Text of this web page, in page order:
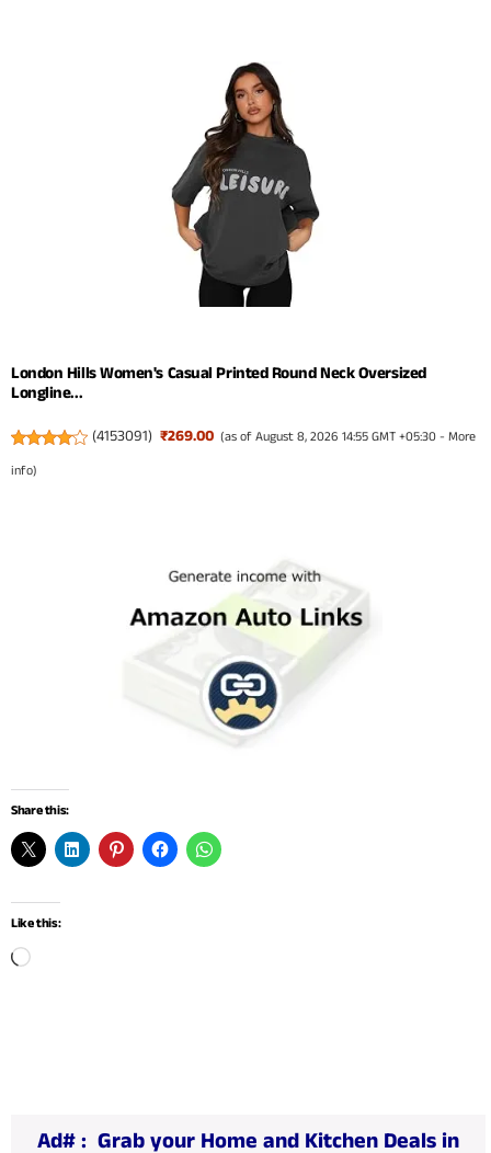
London Hills Women's Casual Printed Round Neck Oversized
Longline...
(4153091) ₹269.00 (as of August 8, 2026 14:55 GMT +05:30 -More
info)
Share this:
Like this:
n
Ad# : Grab your Home and Kitchen Deals in